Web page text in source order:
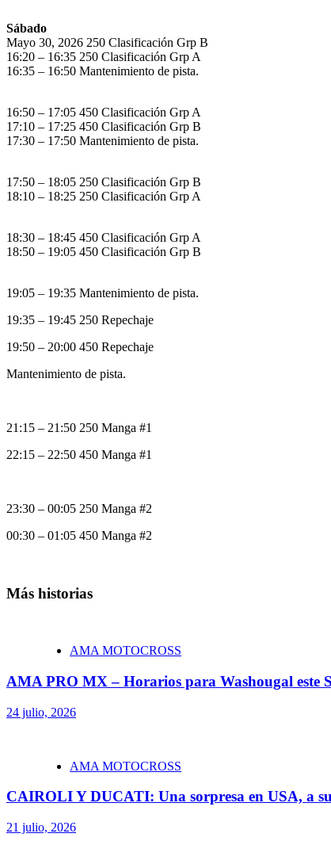
Sábado
Mayo 30, 2026 250 Clasificación Grp B
16:20 – 16:35 250 Clasificación Grp A
16:35 – 16:50 Mantenimiento de pista.
16:50 – 17:05 450 Clasificación Grp A
17:10 – 17:25 450 Clasificación Grp B
17:30 – 17:50 Mantenimiento de pista.
17:50 – 18:05 250 Clasificación Grp B
18:10 – 18:25 250 Clasificación Grp A
18:30 – 18:45 450 Clasificación Grp A
18:50 – 19:05 450 Clasificación Grp B
19:05 – 19:35 Mantenimiento de pista.
19:35 – 19:45 250 Repechaje
19:50 – 20:00 450 Repechaje
Mantenimiento de pista.
21:15 – 21:50 250 Manga #1
22:15 – 22:50 450 Manga #1
23:30 – 00:05 250 Manga #2
00:30 – 01:05 450 Manga #2
Más historias
AMA MOTOCROSS
AMA PRO MX – Horarios para Washougal este
24 julio, 2026
AMA MOTOCROSS
CAIROLI Y DUCATI: Una sorpresa en USA, a
21 julio, 2026